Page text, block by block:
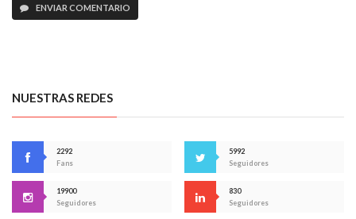
ENVIAR COMENTARIO
NUESTRAS REDES
2292
Fans
5992
Seguidores
19900
Seguidores
830
Seguidores